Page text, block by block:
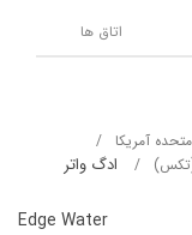
اتاق ها
آمریکا
ادگ واتر
Edge Water